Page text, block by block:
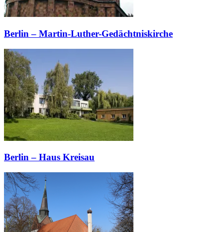
Berlin – Martin-Luther-Gedächtniskirche
Berlin – Haus Kreisau